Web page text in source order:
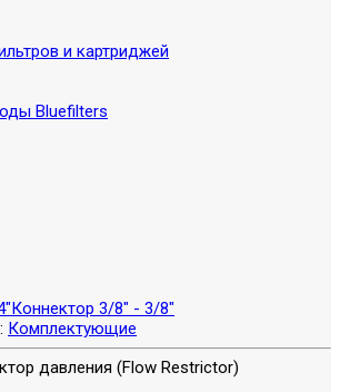
и картриджей
Bluefilters
Коннектор 3/8" - 3/8"
Комплектующие